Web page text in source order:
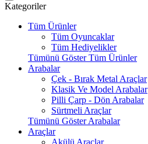
Kategoriler
Tüm Ürünler
Tüm Oyuncaklar
Tüm Hediyelikler
Tümünü Göster Tüm Ürünler
Arabalar
Çek - Bırak Metal Araçlar
Klasik Ve Model Arabalar
Pilli Çarp - Dön Arabalar
Sürtmeli Araçlar
Tümünü Göster Arabalar
Araçlar
Akülü Araçlar